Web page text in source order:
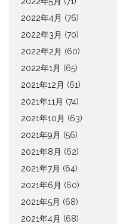
2022年4月 (76)
2022年3月 (70)
2022年2月 (60)
2022年1月 (65)
2021年12月 (61)
2021年11月 (74)
2021年10月 (63)
2021年9月 (56)
2021年8月 (62)
2021年7月 (64)
2021年6月 (60)
2021年5月 (68)
2021年4月 (68)